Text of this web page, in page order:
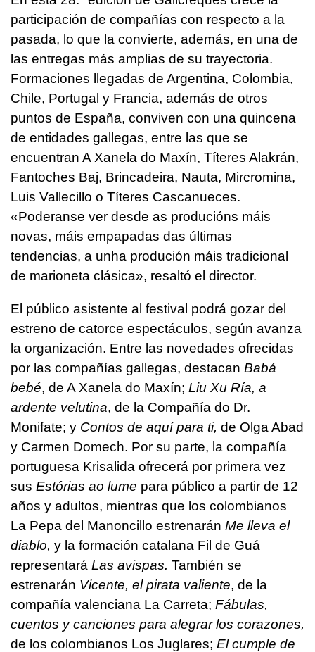
participación de compañías con respecto a la
pasada, lo que la convierte, además, en una de
las entregas más amplias de su trayectoria.
Formaciones llegadas de Argentina, Colombia,
Chile, Portugal y Francia, además de otros
puntos de España, conviven con una quincena
de entidades gallegas, entre las que se
encuentran A Xanela do Maxín, Títeres Alakrán,
Fantoches Baj, Brincadeira, Nauta, Mircromina,
Luis Vallecillo o Títeres Cascanueces.
«Poderanse ver desde as producións máis
novas, máis empapadas das últimas
tendencias, a unha produción máis tradicional
de marioneta clásica», resaltó el director.
El público asistente al festival podrá gozar del
estreno de catorce espectáculos, según avanza
la organización. Entre las novedades ofrecidas
por las compañías gallegas, destacan Babá
bebé, de A Xanela do Maxín; Liu Xu Ría, a
ardente velutina, de la Compañía do Dr.
Monifate; y Contos de aquí para ti, de Olga Abad
y Carmen Domech. Por su parte, la compañía
portuguesa Krisalida ofrecerá por primera vez
sus Estórias ao lume para público a partir de 12
años y adultos, mientras que los colombianos
La Pepa del Manoncillo estrenarán Me lleva el
diablo, y la formación catalana Fil de Guá
representará Las avispas. También se
estrenarán Vicente, el pirata valiente, de la
compañía valenciana La Carreta; Fábulas,
cuentos y canciones para alegrar los corazones,
de los colombianos Los Juglares; El cumple de